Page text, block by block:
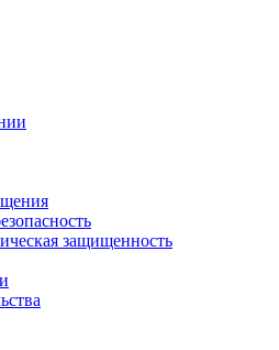
защищенность